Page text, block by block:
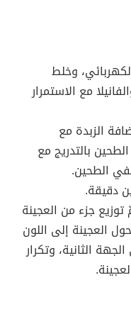
وخلط
مع الاستمرار
الزبدة مع
بالتدريج مع
الطحين.
دقيقة.
جزء من العجينة
العجينة إلى اللون
الثانية، وتكرار